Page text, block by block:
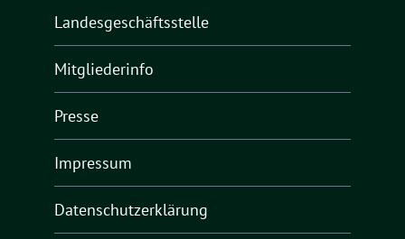
Landesgeschäftsstelle
Mitgliederinfo
Presse
Impressum
Datenschutzerklärung